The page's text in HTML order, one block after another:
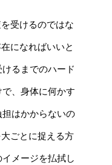
受けるのではな
になればいいと
るまでのハード
、身体に何かす
はかからないの
ごとに捉える方
メージを払拭し